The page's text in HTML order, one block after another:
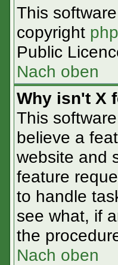
This
copyright
Public
Nach oben
Why isn't X
This
believe a
website and
feature
to handle
see what, if
the
Nach oben